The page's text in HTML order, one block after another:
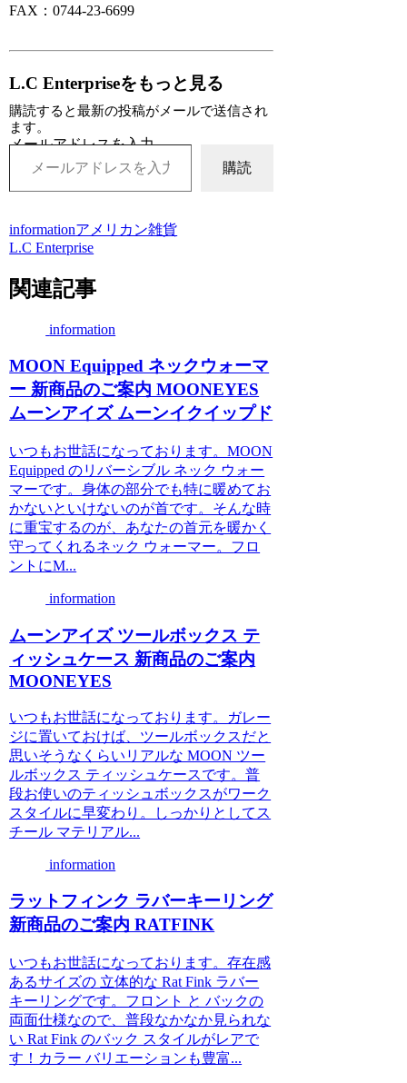
FAX：0744-23-6699
L.C Enterpriseをもっと見る
購読すると最新の投稿がメールで送信され
ます。
メールアドレスを入力...
購読
informationアメリカン雑貨
L.C Enterprise
関連記事
information
MOON Equipped ネックウォーマ
ー 新商品のご案内 MOONEYES
ムーンアイズ ムーンイクイップド
いつもお世話になっております。MOON
Equipped のリバーシブル ネック ウォー
マーです。身体の部分でも特に暖めてお
かないといけないのが首です。そんな時
に重宝するのが、あなたの首元を暖かく
守ってくれるネック ウォーマー。フロ
ントにM...
information
ムーンアイズ ツールボックス テ
ィッシュケース 新商品のご案内
MOONEYES
いつもお世話になっております。ガレー
ジに置いておけば、ツールボックスだと
思いそうなくらいリアルな MOON ツー
ルボックス ティッシュケースです。普
段お使いのティッシュボックスがワーク
スタイルに早変わり。しっかりとしてス
チール マテリアル...
information
ラットフィンク ラバーキーリング
新商品のご案内 RATFINK
いつもお世話になっております。存在感
あるサイズの 立体的な Rat Fink ラバー
キーリングです。フロント と バックの
両面仕様なので、普段なかなか見られな
い Rat Fink のバック スタイルがレアで
す！カラー バリエーションも豊富...